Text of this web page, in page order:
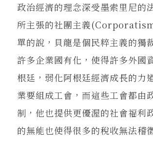
政治經濟的理念深受墨索里尼的
所主張的社團主義
單的說，貝龍是個民粹主義的獨
許多企業國有化，使得許多外國
根廷，弱化阿根廷經濟成長的力
業要組成工會，而這些工會都由
制，他也提供更優渥的社會福利
的無能也使得很多的稅收無法稽